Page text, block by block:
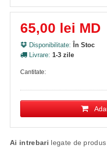
65,00 lei MD
Disponibilitate: În Stoc
Livrare: 1-3 zile
Cantitate:
Ai intrebari legate de